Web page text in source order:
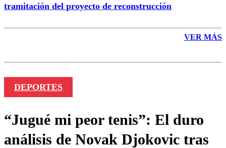
tramitación del proyecto de reconstrucción
VER MÁS
DEPORTES
“Jugué mi peor tenis”: El duro
análisis de Novak Djokovic tras